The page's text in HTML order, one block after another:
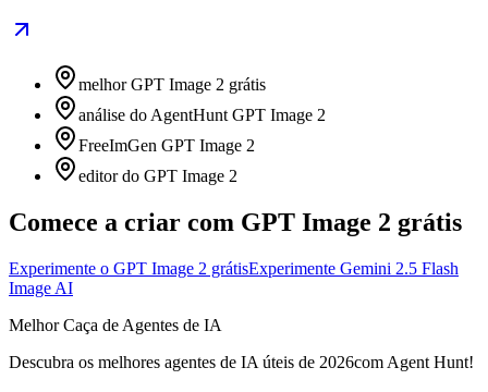
melhor GPT Image 2 grátis
análise do AgentHunt GPT Image 2
FreeImGen GPT Image 2
editor do GPT Image 2
Comece a criar com GPT Image 2 grátis
Experimente o GPT Image 2 grátisExperimente Gemini 2.5 Flash
Image AI
Melhor Caça de Agentes de IA
Descubra os melhores agentes de IA úteis de 2026com Agent Hunt!